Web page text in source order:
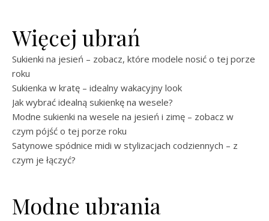
Więcej ubrań
Sukienki na jesień – zobacz, które modele nosić o tej porze
roku
Sukienka w kratę – idealny wakacyjny look
Jak wybrać idealną sukienkę na wesele?
Modne sukienki na wesele na jesień i zimę – zobacz w
czym pójść o tej porze roku
Satynowe spódnice midi w stylizacjach codziennych – z
czym je łączyć?
Modne ubrania